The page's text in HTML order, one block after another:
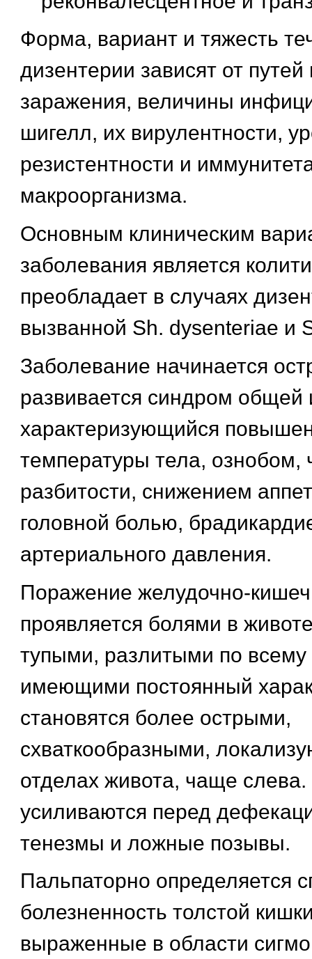
Форма, вариант и тяжесть
дизентерии зависят от путей
заражения, величины
шигелл, их вирулентности,
резистентности и
макроорганизма.
Основным клиническим
заболевания является
преобладает в случаях
вызванной Sh. dysenteriae и
Заболевание начинается
развивается синдром общей
характеризующийся
температуры тела, ознобом,
разбитости, снижением
головной болью,
артериального давления.
Поражение желудочно-
проявляется болями в
тупыми, разлитыми по всему
имеющими постоянный
становятся более острыми,
схваткообразными,
отделах живота, чаще
усиливаются перед
тенезмы и ложные позывы.
Пальпаторно определяется
болезненность толстой
выраженные в области